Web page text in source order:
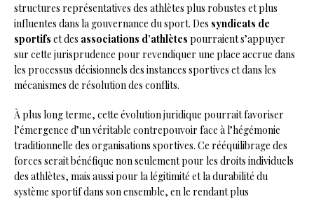
structures représentatives des athlètes plus robustes et plus
influentes dans la gouvernance du sport. Des syndicats de
sportifs et des associations d’athlètes pourraient s’appuyer
sur cette jurisprudence pour revendiquer une place accrue dans
les processus décisionnels des instances sportives et dans les
mécanismes de résolution des conflits.
À plus long terme, cette évolution juridique pourrait favoriser
l’émergence d’un véritable contrepouvoir face à l’hégémonie
traditionnelle des organisations sportives. Ce rééquilibrage des
forces serait bénéfique non seulement pour les droits individuels
des athlètes, mais aussi pour la légitimité et la durabilité du
système sportif dans son ensemble, en le rendant plus